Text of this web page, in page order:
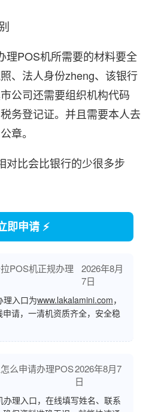
POS机所需要的材料要全
、法人身份zheng、该银行
公司还需要组织机构代码
务登记证。并且需要本人去
章。
比会比银行的少很多步
即申请 ⚡
POS机正规办理
2026年8月
7日
理入口为www.lakalamini.com，
请，一清机资质齐全，安全稳
么申请办理POS2026年8月7
日
理入口，在线填写姓名、联系